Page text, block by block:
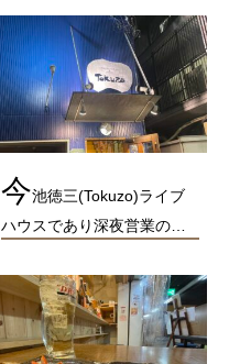
今池徳三(Tokuzo)ライブ
ハウスであり深夜営業の…